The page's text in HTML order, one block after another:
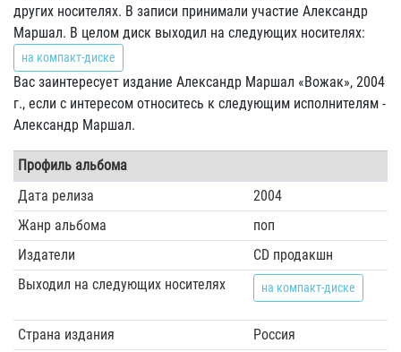
других носителях. В записи принимали участие Александр
Маршал. В целом диск выходил на следующих носителях:
на компакт-диске
Вас заинтересует издание Александр Маршал «Вожак», 2004
г., если с интересом относитесь к следующим исполнителям -
Александр Маршал.
Профиль альбома
Дата релиза
2004
Жанр альбома
поп
Издатели
CD продакшн
Выходил на следующих носителях
на компакт-диске
Страна издания Россия